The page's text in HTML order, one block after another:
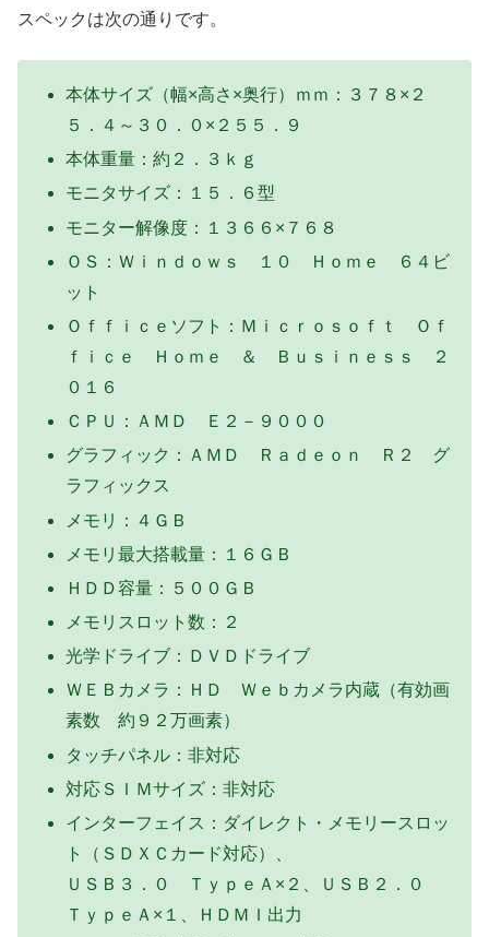
スペックは次の通りです。
本体サイズ（幅×高さ×奥行）ｍｍ：３７８×２
５．４～３０．０×２５５．９
本体重量：約２．３ｋｇ
モニタサイズ：１５．６型
モニター解像度：１３６６×７６８
ＯＳ：Ｗｉｎｄｏｗｓ １０ Ｈｏｍｅ ６４ビ
ット
Ｏｆｆｉｃｅソフト：Ｍｉｃｒｏｓｏｆｔ Ｏｆ
ｆｉｃｅ Ｈｏｍｅ ＆ Ｂｕｓｉｎｅｓｓ ２
０１６
ＣＰＵ：ＡＭＤ Ｅ２－９０００
グラフィック：ＡＭＤ Ｒａｄｅｏｎ Ｒ２ グ
ラフィックス
メモリ：４ＧＢ
メモリ最大搭載量：１６ＧＢ
ＨＤＤ容量：５００ＧＢ
メモリスロット数：２
光学ドライブ：ＤＶＤドライブ
ＷＥＢカメラ：ＨＤ Ｗｅｂカメラ内蔵（有効画
素数 約９２万画素）
タッチパネル：非対応
対応ＳＩＭサイズ：非対応
インターフェイス：ダイレクト・メモリースロッ
ト（ＳＤＸＣカード対応）、
ＵＳＢ３．０ ＴｙｐｅＡ×２、ＵＳＢ２．０
ＴｙｐｅＡ×１、ＨＤＭＩ出力